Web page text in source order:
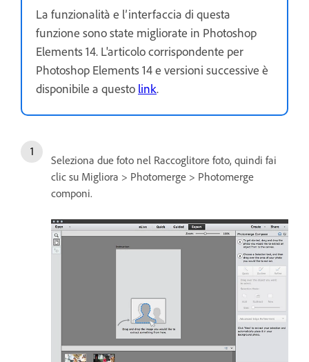
La funzionalità e l’interfaccia di questa
funzione sono state migliorate in Photoshop
Elements 14. L'articolo corrispondente per
Photoshop Elements 14 e versioni successive è
disponibile a questo link.
Seleziona due foto nel Raccoglitore foto, quindi fai
clic su Migliora > Photomerge > Photomerge
componi.